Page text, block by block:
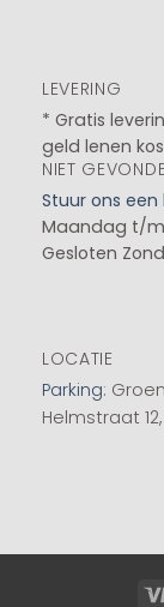
LEVERING
* Gratis
geld lenen
NIET
Stuur ons
Maandag t/m
Gesloten
LOCATIE
Parking:
Helmstraat